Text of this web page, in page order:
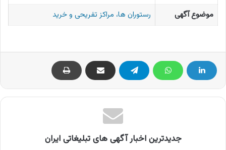
موضوع آگهی
رستوران ها، مراکز تفریحی و خرید
جدیدترین اخبار آگهی های تبلیغاتی ایران